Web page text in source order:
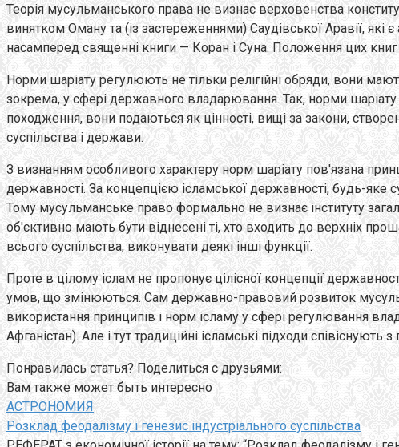
Теорія мусульманського права не визнає верховенства
винятком Оману та (із застереженнями) Саудівської Аравії,
насамперед священні книги — Коран і Суна. Положення цих
Норми шаріату регулюють не тільки релігійні обряди, вони
зокрема, у сфері державного владарювання. Так, норми
походження, вони подаються як цінності, вищі за закони,
суспільства і держави.
З визнанням особливого характеру норм шаріату пов'язана
державності. За концепцією ісламської державності, будь-
Тому мусульманське право формально не визнає інституту
об'єктивно мають бути віднесені ті, хто входить до верхніх
всього суспільства, виконувати деякі інші функції.
Проте в цілому іслам не пропонує цілісної концепції
умов, що змінюються. Сам державно-правовий розвиток
використання принципів і норм ісламу у сфері регулювання
Афганістан). Але і тут традиційні ісламські підходи
Понравилась статья? Поделиться с друзьями:
Вам также может быть интересно
АСТРОНОМИЯ
Розклад феодалізму і генезис індустріального суспільства